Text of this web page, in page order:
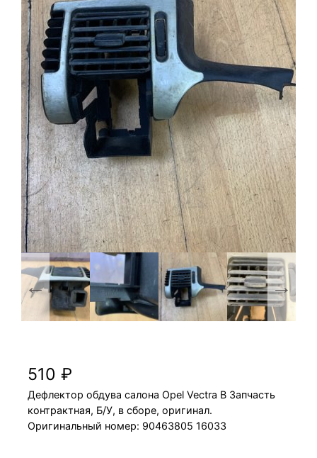
510₽
Дефлектор обдува салона Opel Vectra B Запчасть
контрактная, Б/У, в сборе, оригинал.
Оригинальный номер: 90463805 16033